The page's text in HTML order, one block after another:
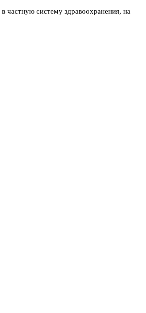
частную систему здравоохранения, на